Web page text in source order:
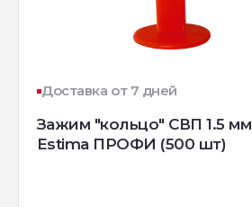
Доставка от 7 дней
Зажим "кольцо" СВП 1.5 мм
Estima ПРОФИ (500 шт)